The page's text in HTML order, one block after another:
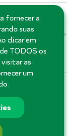
e escritórios:
Piauí,
Santa
fornecer a
suas
clicar em
TODOS os
as
um